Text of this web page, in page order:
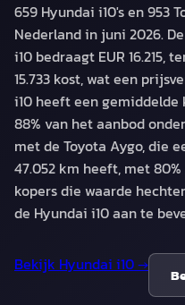
659 Hyundai i10's en 953
Nederland in juni 2026.
i10 bedraagt EUR 16.215,
15.733 kost, wat een
i10 heeft een gemiddelde
88% van het aanbod
met de Toyota Aygo, die
47.052 km heeft, met
kopers die waarde
de Hyundai i10 aan te
Bekijk Hyundai i10→